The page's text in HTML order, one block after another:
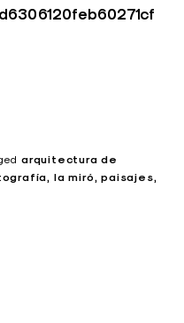
arquitectura de
la miró paisajes